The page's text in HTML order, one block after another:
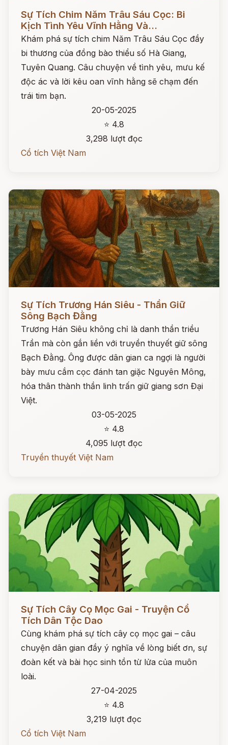
Sự Tích Chim Năm Trâu Sáu Cọc: Bi
Kịch Tình Yêu Vĩnh Hằng Và...
Khám phá sự tích chim Năm Trâu Sáu Cọc đầy
bi thương của đồng bào thiểu số Hà Giang,
Tuyên Quang. Câu chuyện về tình yêu, mưu kế
độc ác và lời kêu oan vĩnh hằng sẽ chạm đến
trái tim bạn.
20-05-2025
⭐ 4.8
3,298 lượt đọc
Cổ tích Việt Nam
Sự Tích Trương Hán Siêu - Thần Giữ
Sông Bạch Đằng
Trương Hán Siêu không chỉ là danh thần triều
Trần mà còn gắn liền với truyền thuyết giữ sông
Bạch Đằng. Ông được dân gian ca ngợi là người
bày mưu cắm cọc đánh tan giặc Nguyên Mông,
hóa thân thành thần linh trấn giữ giang sơn Đại
Việt.
03-05-2025
⭐ 4.8
4,095 lượt đọc
Truyền thuyết Việt Nam
Sự Tích Cây Cọ Mọc Gai - Truyện Cổ
Tích Dân Tộc Dao
Cùng khám phá sự tích cây cọ mọc gai – câu
chuyện dân gian đầy ý nghĩa về lòng biết ơn, sự
đoàn kết và bài học sinh tồn từ lửa của muôn
loài.
27-04-2025
⭐ 4.8
3,219 lượt đọc
Cổ tích Việt Nam